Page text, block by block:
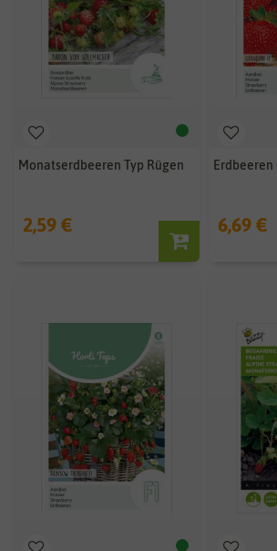
Monatserdbeeren Typ Rügen
2,59 €
Erdbeeren
6,69 €